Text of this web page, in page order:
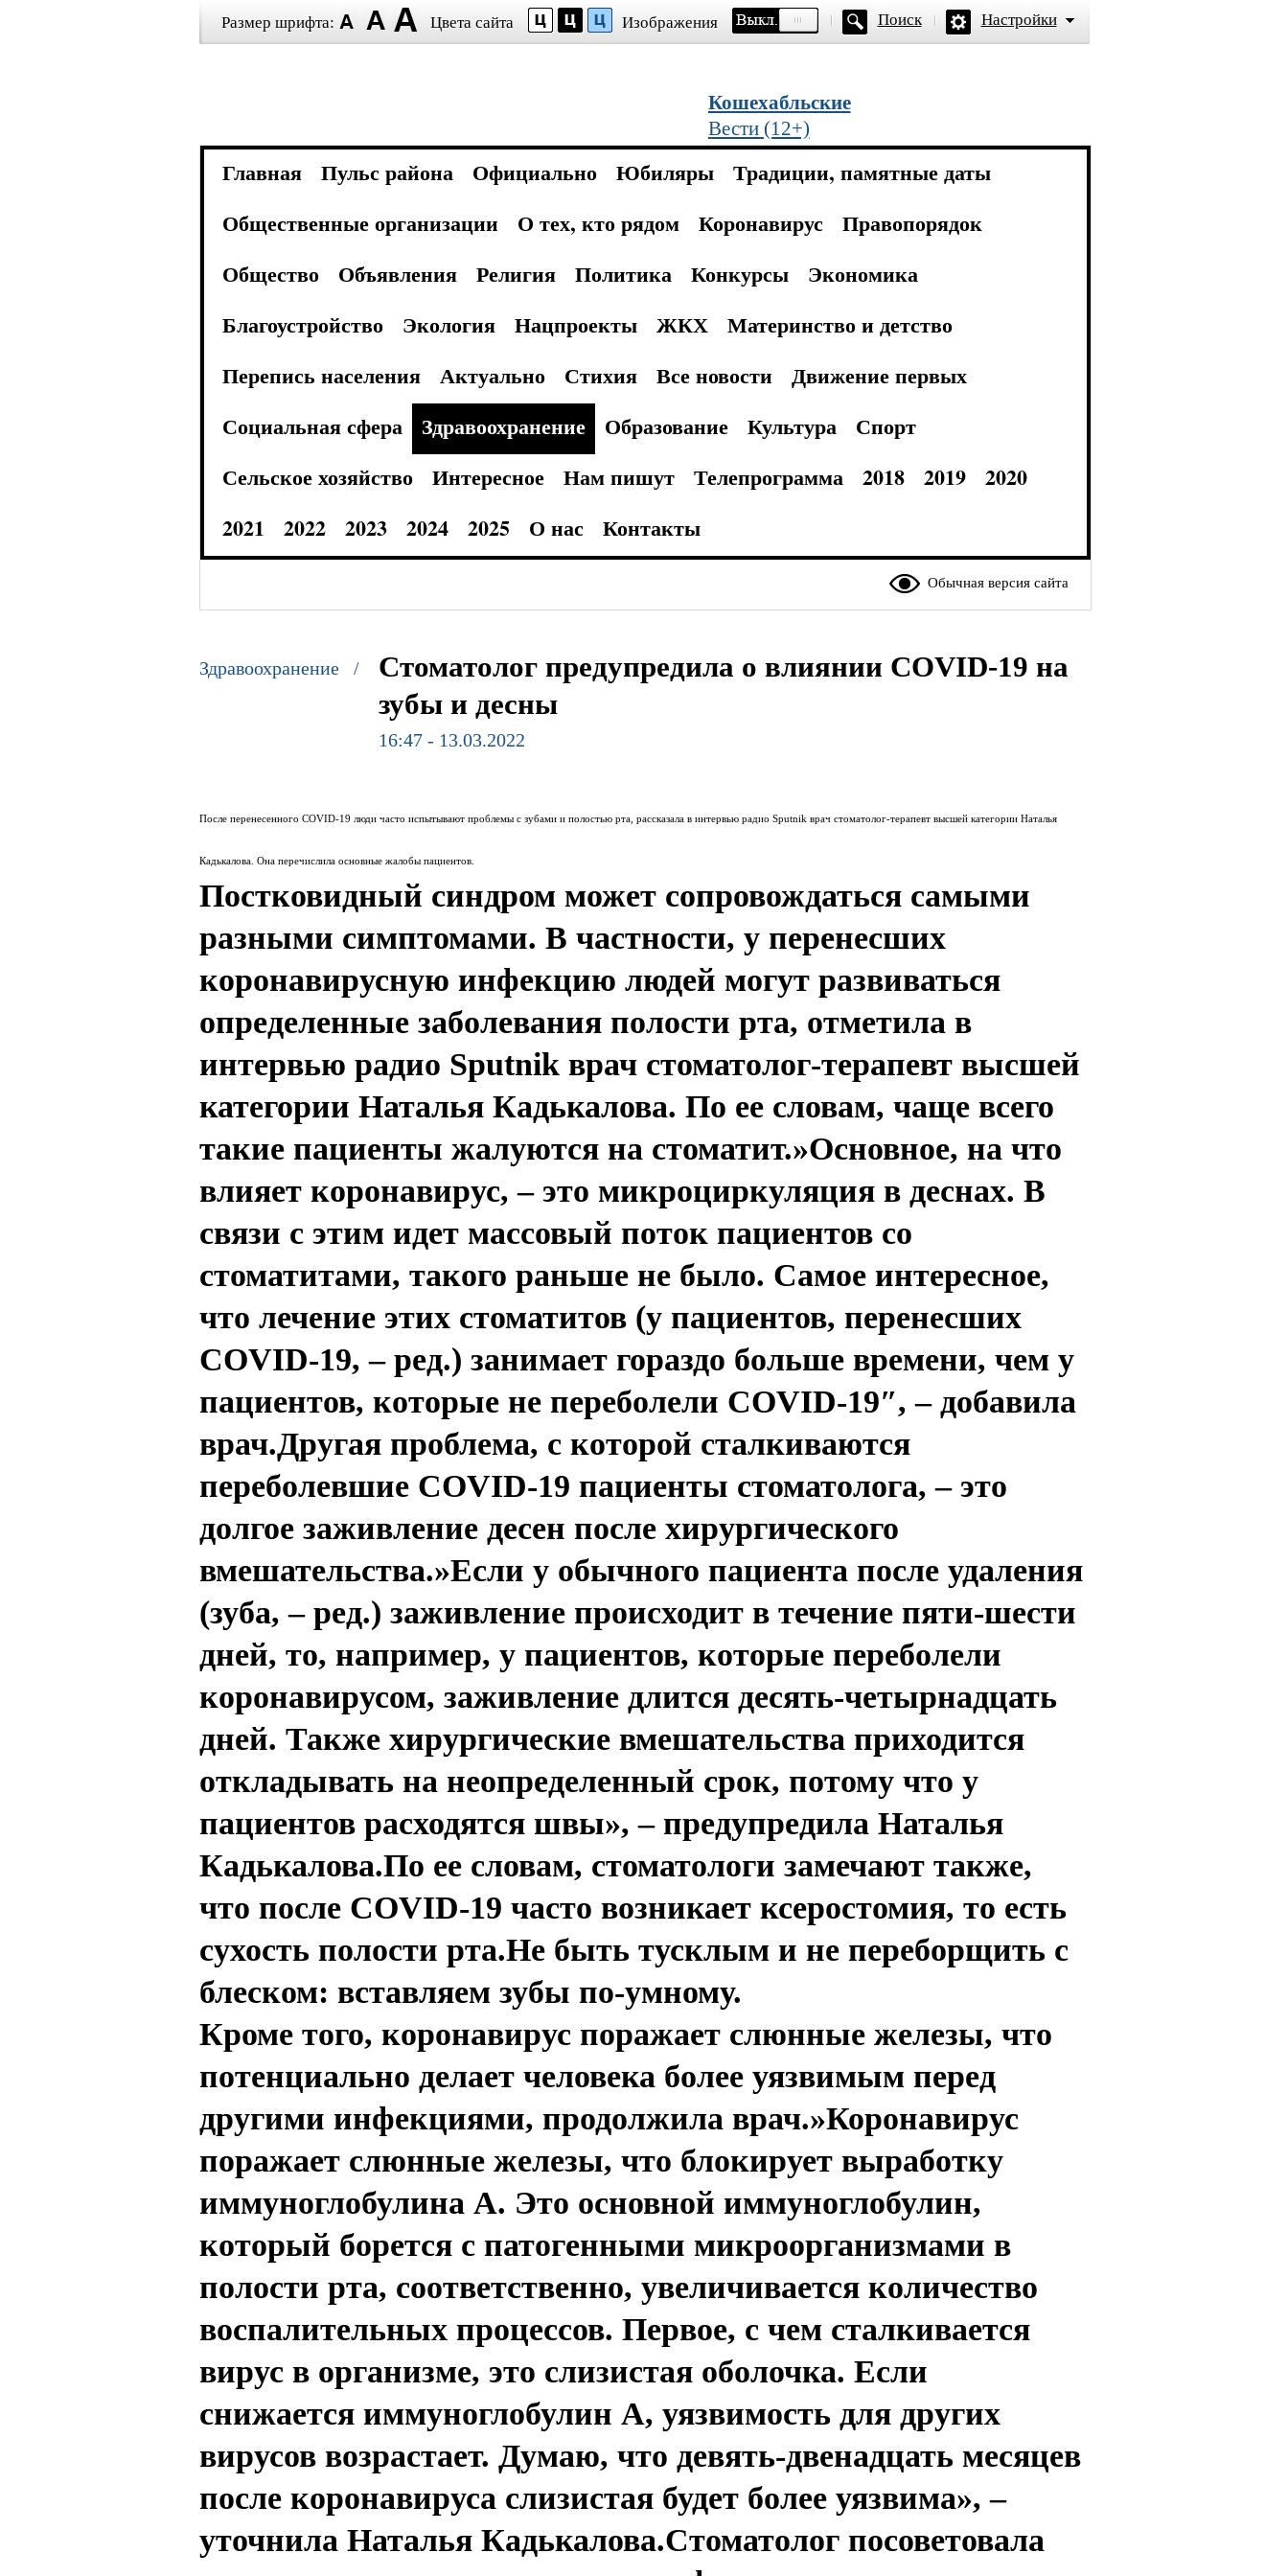
Размер шрифта: Цвета сайта Изображения Поиск Настройки
Кошехабльские
Вести (12+)
Главная Пульс района Официально Юбиляры
Традиции, памятные даты
Общественные организации
О тех, кто рядом Коронавирус
Правопорядок
Общество
Объявления Религия Политика Конкурсы
Экономика
Благоустройство
Экология Нацпроекты ЖКХ
Материнство и детство
Перепись населения
Актуально Стихия Все новости
Движение первых
Социальная сфера
Здравоохранение Образование Культура
Спорт
Сельское хозяйство
Интересное Нам пишут Телепрограмма 2018 2019
2020
2021
2022 2023 2024 2025 О нас Контакты
Обычная версия сайта
Здравоохранение /
Стоматолог предупредила о влиянии COVID-19 на
зубы и десны
16:47 - 13.03.2022
После перенесенного COVID-19 люди часто испытывают проблемы с зубами и полостью рта, рассказала в интервью радио Sputnik врач стоматолог-терапевт высшей категории Наталья
Кадькалова. Она перечислила основные жалобы пациентов.
Постковидный синдром может сопровождаться самыми
разными симптомами. В частности, у перенесших
коронавирусную инфекцию людей могут развиваться
определенные заболевания полости рта, отметила в
интервью радио Sputnik врач стоматолог-терапевт высшей
категории Наталья Кадькалова. По ее словам, чаще всего
такие пациенты жалуются на стоматит.»Основное, на что
влияет коронавирус, – это микроциркуляция в деснах. В
связи с этим идет массовый поток пациентов со
стоматитами, такого раньше не было. Самое интересное,
что лечение этих стоматитов (у пациентов, перенесших
COVID-19, – ред.) занимает гораздо больше времени, чем у
пациентов, которые не переболели COVID-19″, – добавила
врач.Другая проблема, с которой сталкиваются
переболевшие COVID-19 пациенты стоматолога, – это
долгое заживление десен после хирургического
вмешательства.»Если у обычного пациента после удаления
(зуба, – ред.) заживление происходит в течение пяти-шести
дней, то, например, у пациентов, которые переболели
коронавирусом, заживление длится десять-четырнадцать
дней. Также хирургические вмешательства приходится
откладывать на неопределенный срок, потому что у
пациентов расходятся швы», – предупредила Наталья
Кадькалова.По ее словам, стоматологи замечают также,
что после COVID-19 часто возникает ксеростомия, то есть
сухость полости рта.Не быть тусклым и не переборщить с
блеском: вставляем зубы по-умному.
Кроме того, коронавирус поражает слюнные железы, что
потенциально делает человека более уязвимым перед
другими инфекциями, продолжила врач.»Коронавирус
поражает слюнные железы, что блокирует выработку
иммуноглобулина A. Это основной иммуноглобулин,
который борется с патогенными микроорганизмами в
полости рта, соответственно, увеличивается количество
воспалительных процессов. Первое, с чем сталкивается
вирус в организме, это слизистая оболочка. Если
снижается иммуноглобулин A, уязвимость для других
вирусов возрастает. Думаю, что девять-двенадцать месяцев
после коронавируса слизистая будет более уязвима», –
уточнила Наталья Кадькалова.Стоматолог посоветовала